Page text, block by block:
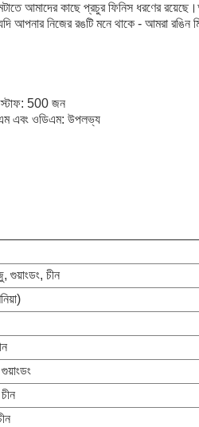
আমাদের কাছে প্রচুর ফিনিস ধরণের
আপনার নিজের রঙটি মনে থাকে - আমরা রঙিন
স্টাফ: 500 জন
এবং ওডিএম: উপলভ্য
গুয়াংডং, চীন